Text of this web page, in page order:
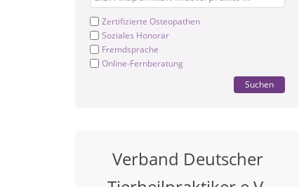
Zertifizierte Osteopathen
Soziales Honorar
Fremdsprache
Online-Fernberatung
Suchen
Verband Deutscher